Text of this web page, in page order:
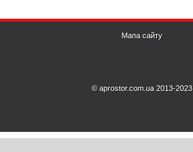
Мапа сайту
© aprostor.com.ua 2013-2023